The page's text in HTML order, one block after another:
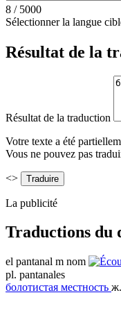
8 / 5000
Sélectionner la langue
Résultat de la
Résultat de la traduction
Votre texte a été
Vous ne pouvez pas
<>
La publicité
Traductions
el pantanal m nom
pl. pantanales
болотистая местность